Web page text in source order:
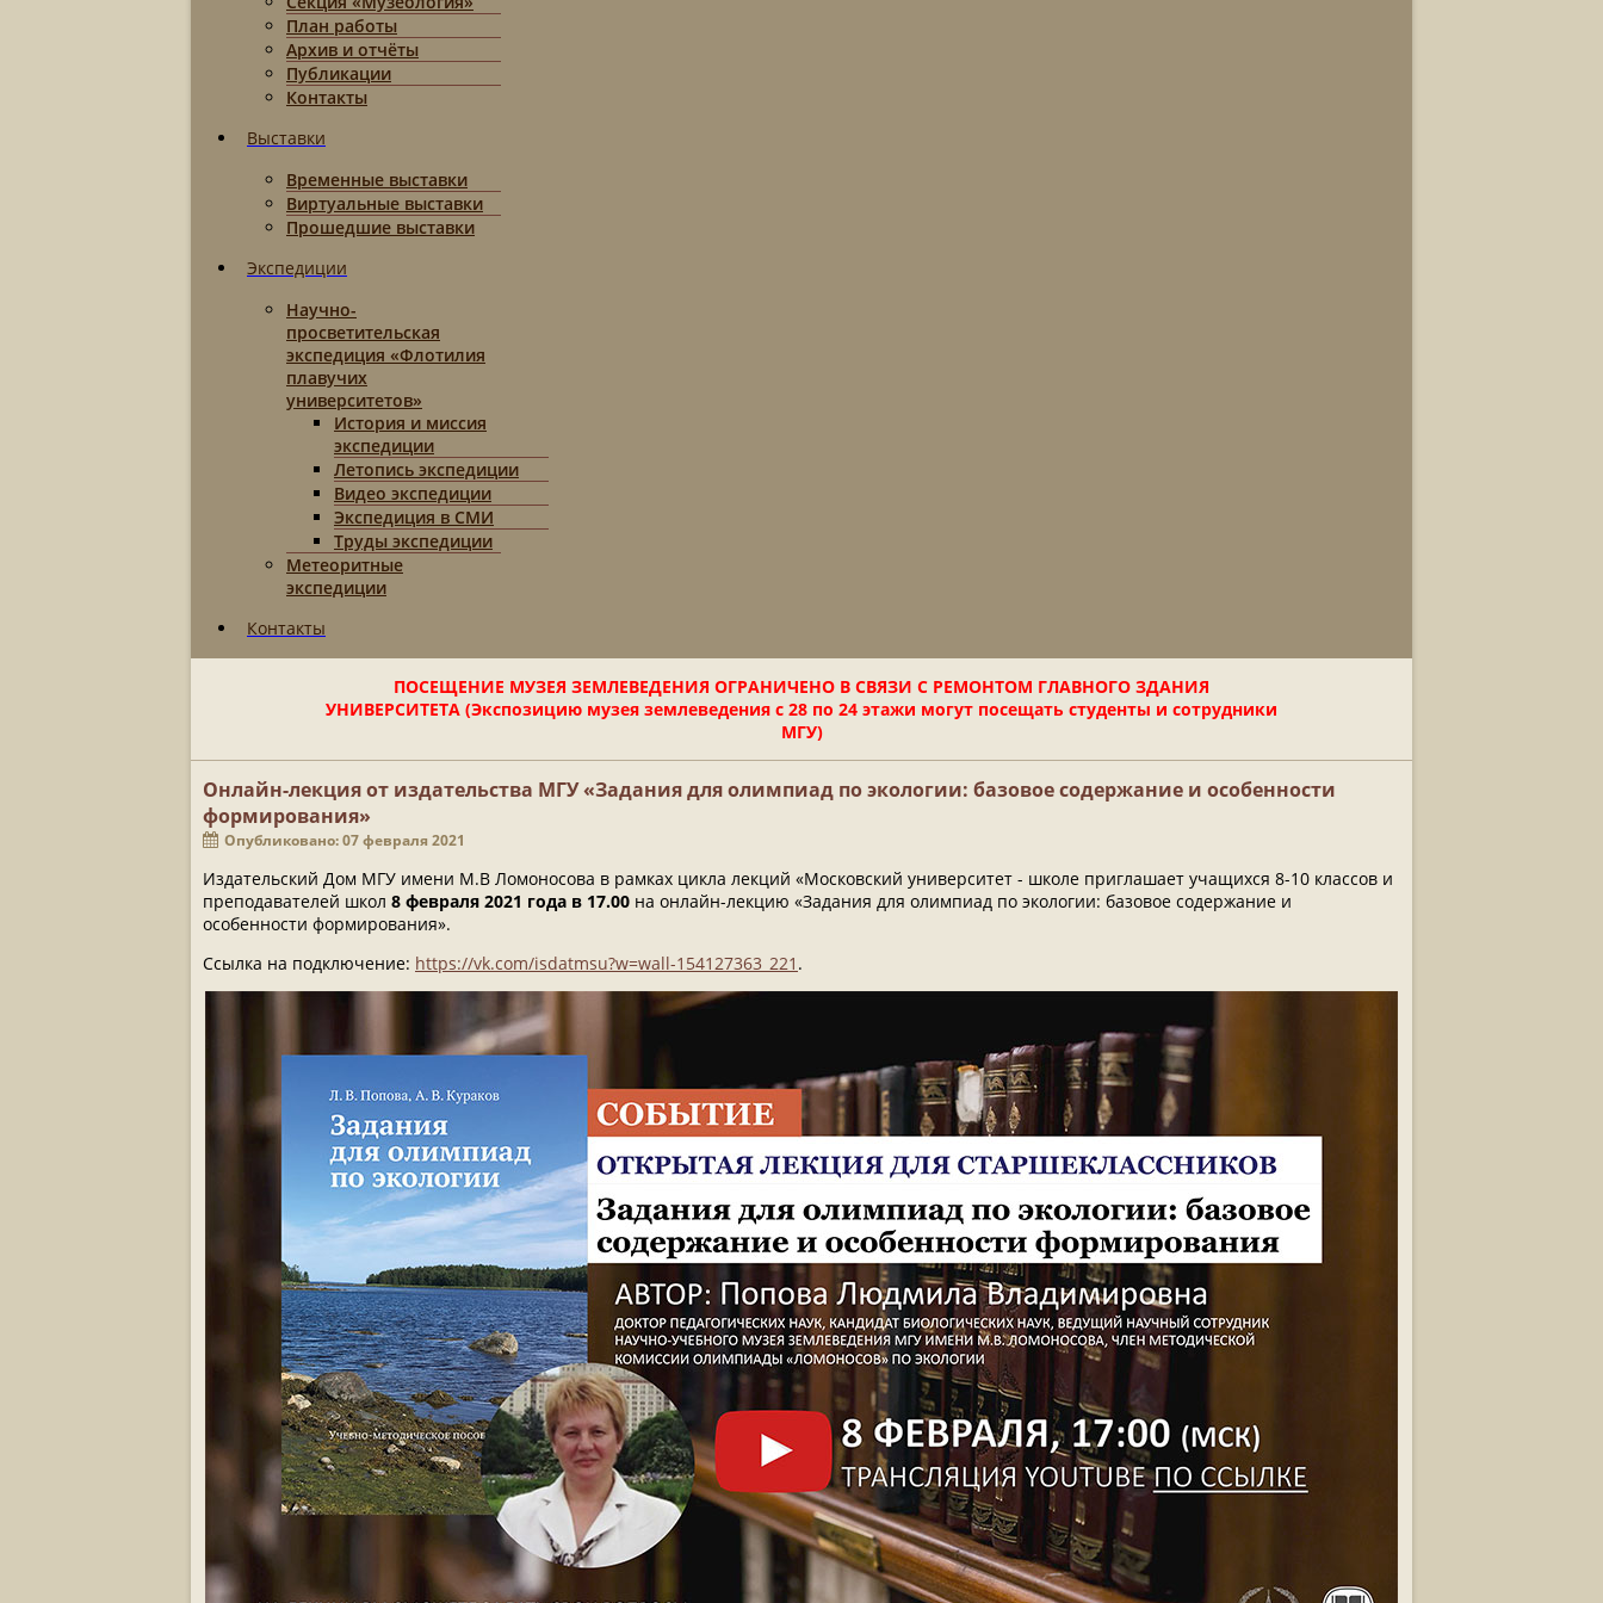
План работы
Архив и отчёты
Публикации
Контакты
Выставки
Временные выставки
Виртуальные выставки
Прошедшие выставки
Экспедиции
Научно-
просветительская
экспедиция «Флотилия
плавучих
университетов»
История и миссия
экспедиции
Летопись экспедиции
Видео экспедиции
Экспедиция в СМИ
Труды экспедиции
Метеоритные
экспедиции
Контакты
ПОСЕЩЕНИЕ МУЗЕЯ ЗЕМЛЕВЕДЕНИЯ ОГРАНИЧЕНО В СВЯЗИ С РЕМОНТОМ ГЛАВНОГО ЗДАНИЯ
УНИВЕРСИТЕТА (Экспозицию музея землеведения с 28 по 24 этажи могут посещать студенты и сотрудники
МГУ)
Онлайн-лекция от издательства МГУ «Задания для олимпиад по экологии: базовое содержание и особенности
формирования»
Опубликовано: 07 февраля 2021
Издательский Дом МГУ имени М.В Ломоносова в рамках цикла лекций «Московский университет - школе приглашает учащихся 8-10 классов и
преподавателей школ 8 февраля 2021 года в 17.00 на онлайн-лекцию «Задания для олимпиад по экологии: базовое содержание и
особенности формирования».
Ссылка на подключение: https://vk.com/isdatmsu?w=wall-154127363_221 .